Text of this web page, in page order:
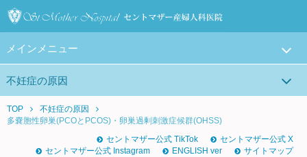
メインメニュー
不妊症の原因
TOP
不妊症の原因
多嚢胞性卵巣(PCOとPCOS)・卵巣過剰刺激症候群(OHSS)
セントマザー公式 TikTok
セントマザー公式 X
セントマザー公式 Instagram
ENGLISH ver サイトマップ